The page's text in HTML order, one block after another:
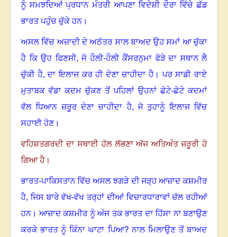
ਨੂੰ ਸਮਝਦਿਆਂ ਪ੍ਰਧਾਨ ਮੰਤਰੀ ਆਪਣਾ ਵਿਦੇਸ਼ੀ ਦੌਰਾ ਵਿੱਚੇ ਛੱਡ
ਭਾਰਤ ਪਹੁੰਚ ਚੁੱਕੇ ਹਨ।
ਅਸਲ ਵਿੱਚ ਅਜ਼ਾਦੀ ਦੇ ਅਠੱਤਰ ਸਾਲ ਬਾਅਦ ਉਹ ਸਮਾਂ ਆ ਚੁੱਕਾ
ਹੈ ਕਿ ਉਹ ਫਿਣਸੀ,ਜੋ ਹੌਲੀ-ਹੌਲੀ ਕੈਂਸਰਨੁਮਾ ਫੋੜੇ ਦਾ ਸਥਾਨ ਲੈ
ਚੁੱਕੀ ਹੈ,ਦਾ ਇਲਾਜ ਕਰ ਹੀ ਦੇਣਾ ਚਾਹੀਦਾ ਹੈ । ਪਰ ਸਾਡੀ ਰਾਏ
ਮੁਤਾਬਕ ਵੱਡਾ ਕਦਮ ਚੁੱਕਣ ਤੋਂ ਪਹਿਲਾਂ ਉਹਨਾਂ ਛੋਟੇ-ਛੋਟੇ ਕਦਮਾਂ
ਵੱਲ ਧਿਆਨ ਜ਼ਰੂਰ ਦੇਣਾ ਚਾਹੀਦਾ ਹੈ,ਜੋ ਤੁਹਾਨੂੰ ਇਲਾਜ ਵਿੱਚ
ਸਹਾਈ ਹੋਣ।
ਵਹਿਸ਼ਤਗਰਦੀ ਦਾ ਸਥਾਈ ਹੱਲ ਲੱਭਣਾ ਅੱਜ ਅਤਿਅੰਤ ਜ਼ਰੂਰੀ ਹੋ
ਗਿਆ ਹੈ।
ਭਾਰਤ-ਪਾਕਿਸਤਾਨ ਵਿੱਚ ਅਸਲ ਝਗੜੇ ਦੀ ਜੜ੍ਹ ਆਜ਼ਾਦ ਕਸ਼ਮੀਰ
ਹੈ, ਜਿਸ ਬਾਰੇ ਵੱਖ-ਵੱਖ ਤਰ੍ਹਾਂ ਦੀਆਂ ਵਿਚਾਰਧਾਰਾਵਾਂ ਚੱਲ ਰਹੀਆਂ
ਹਨ। ਆਜ਼ਾਦ ਕਸ਼ਮੀਰ ਨੂੰ ਅੱਜ ਤਕ ਭਾਰਤ ਦਾ ਹਿੱਸਾ ਨਾ ਬਣਾਉਣ
ਕਰਕੇ ਭਾਰਤ ਨੂੰ ਕਿੰਨਾ ਘਾਟਾ ਪਿਆ?ਨਾਲ ਮਿਲਾਉਣ ਤੋਂ ਬਾਅਦ